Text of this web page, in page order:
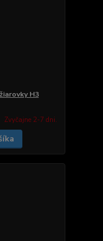
H3
Zvyčajne 2-7 dni.